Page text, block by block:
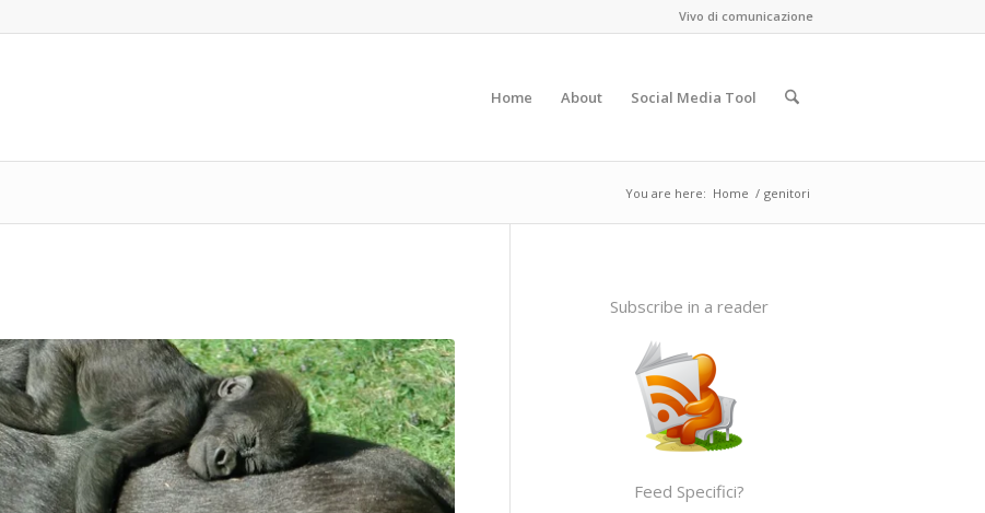
Vivo di comunicazione
Home About Social Media Tool
You are here: Home / genitori
Subscribe in a reader
Feed Specifici?